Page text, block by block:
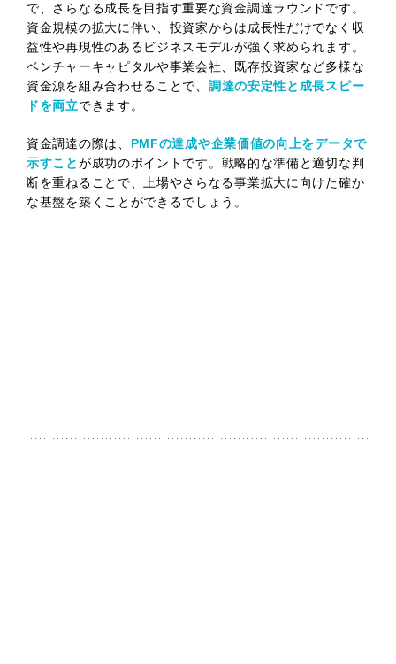
で、さらなる成長を目指す重要な資金調達ラウンドです。
資金規模の拡大に伴い、投資家からは成長性だけでなく収
益性や再現性のあるビジネスモデルが強く求められます。
ベンチャーキャピタルや事業会社、既存投資家など多様な
資金源を組み合わせることで、 調達の安定性と成長スピー
ドを両立できます。
資金調達の際は、 PMFの達成や企業価値の向上をデータで
示すことが成功のポイントです。戦略的な準備と適切な判
断を重ねることで、上場やさらなる事業拡大に向けた確か
な基盤を築くことができるでしょう。